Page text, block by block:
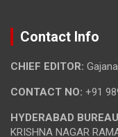
Contact Info
CHIEF EDITOR:
CONTACT NO: +91
HYDERABAD
KRISHNA NAGAR